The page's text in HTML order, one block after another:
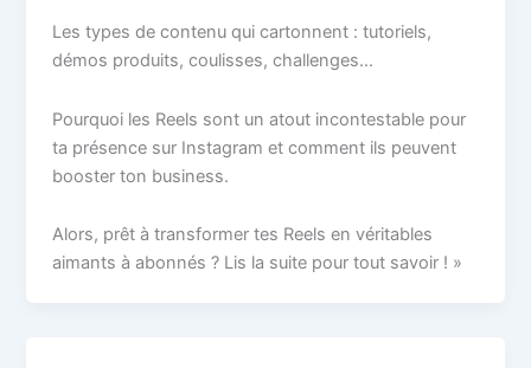
Les types de contenu qui cartonnent : tutoriels,
démos produits, coulisses, challenges…
Pourquoi les Reels sont un atout incontestable pour
ta présence sur Instagram et comment ils peuvent
booster ton business.
Alors, prêt à transformer tes Reels en véritables
aimants à abonnés ? Lis la suite pour tout savoir ! »